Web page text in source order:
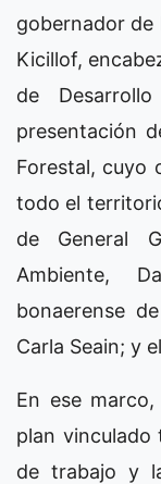
gobernador de
Kicillof,
de
presentación
Forestal, cuyo
todo el
de General
Ambiente,
bonaerense
Carla Seain; y
En ese
plan
de trabajo y